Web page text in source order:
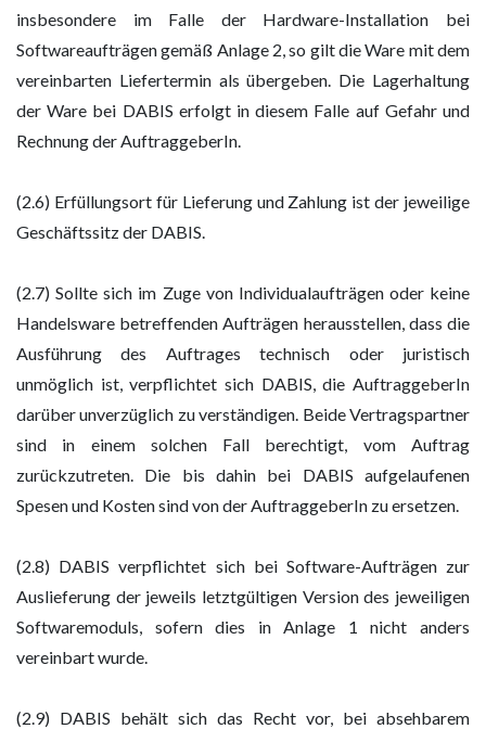
insbesondere im Falle der Hardware-Installation bei
Softwareaufträgen gemäß Anlage 2, so gilt die Ware mit dem
vereinbarten Liefertermin als übergeben. Die Lagerhaltung
der Ware bei DABIS erfolgt in diesem Falle auf Gefahr und
Rechnung der AuftraggeberIn.
(2.6) Erfüllungsort für Lieferung und Zahlung ist der jeweilige
Geschäftssitz der DABIS.
(2.7) Sollte sich im Zuge von Individualaufträgen oder keine
Handelsware betreffenden Aufträgen herausstellen, dass die
Ausführung des Auftrages technisch oder juristisch
unmöglich ist, verpflichtet sich DABIS, die AuftraggeberIn
darüber unverzüglich zu verständigen. Beide Vertragspartner
sind in einem solchen Fall berechtigt, vom Auftrag
zurückzutreten. Die bis dahin bei DABIS aufgelaufenen
Spesen und Kosten sind von der AuftraggeberIn zu ersetzen.
(2.8) DABIS verpflichtet sich bei Software-Aufträgen zur
Auslieferung der jeweils letztgültigen Version des jeweiligen
Softwaremoduls, sofern dies in Anlage 1 nicht anders
vereinbart wurde.
(2.9) DABIS behält sich das Recht vor, bei absehbarem